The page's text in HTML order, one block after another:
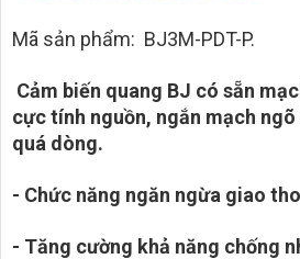
Mã sản phẩm: BJ3M-PDT-P.
Cảm biến quang BJ có sẵn
cực tính nguồn, ngắn mạch
quá dòng.
- Chức năng ngăn ngừa giao
- Tăng cường khả năng chống